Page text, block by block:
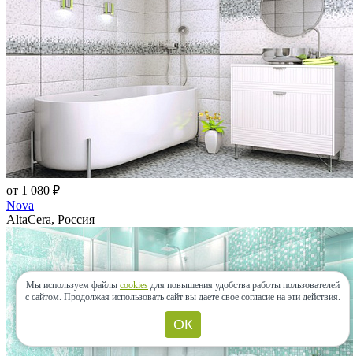
от 1 080 ₽
Nova
AltaCera, Россия
Мы используем файлы cookies для повышения удобства работы пользователей
с сайтом. Продолжая использовать сайт вы даете свое согласие на эти действия.
ОК